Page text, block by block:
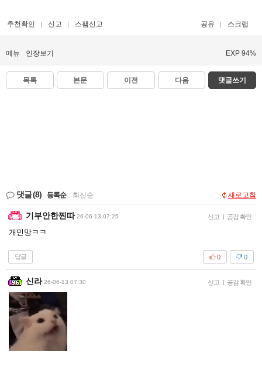
추천확인 신고 스팸신고 공유 스크랩
메뉴 인장보기 EXP 94%
목록 본문 이전 다음 댓글쓰기
댓글(8) 등록순 최신순 새로고침
기부안한찐따 26-06-13 07:25 신고 | 공감 확인
개민망ㅋㅋ
답글 0
0
신라 26-06-13 07:30 신고 | 공감 확인